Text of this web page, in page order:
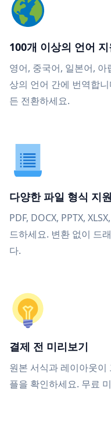
100개 이상의 언어 지
영어, 중국어, 일본어,
상의 언어 간에 번역합
든 전환하세요.
다양한 파일 형식 지원
PDF, DOCX, PPTX,
드하세요. 변환 없이 드
다.
결제 전 미리보기
원본 서식과 레이아웃이
플을 확인하세요. 무료